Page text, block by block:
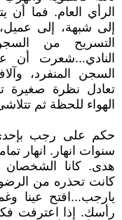
الرأي العام. فما
إلى شبهة، إلى
التسريح من
النادي...شعرت أن
السجن المنفرد،
تعادل نظرة صغيرة
الهواء للحظة ثم
حكم على رجب
سنوات انهار. انهار
هدى. كانا الشخصان
كانت تحذره من
يارجب...افتح عينا
رأسك. إذا اعترفت